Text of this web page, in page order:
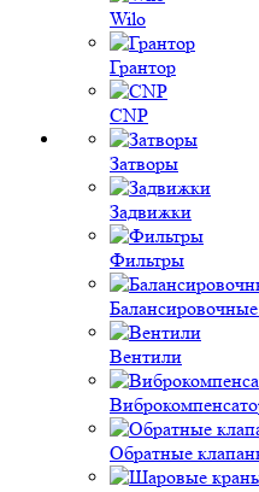
Wilo
Грантор
CNP
Затворы
Задвижки
Фильтры
Вентили
Обратные